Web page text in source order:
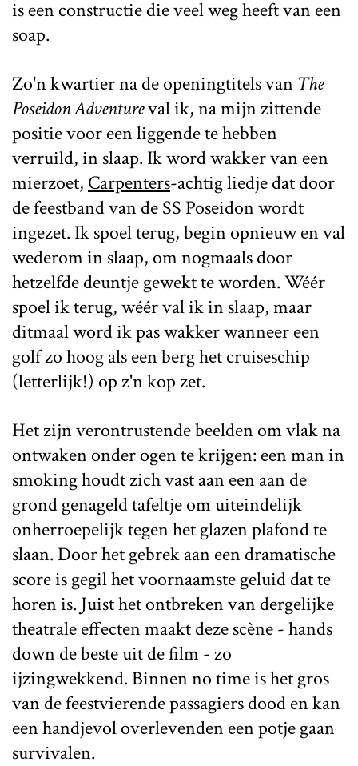
is een constructie die veel weg heeft van een
soap.
Zo'n kwartier na de openingtitels van The
Poseidon Adventureval ik, na mijn zittende
positie voor een liggende te hebben
verruild, in slaap. Ik word wakker van een
mierzoet, Carpenters-achtig liedje dat door
de feestband van de SS Poseidon wordt
ingezet. Ik spoel terug, begin opnieuw en val
wederom in slaap, om nogmaals door
hetzelfde deuntje gewekt te worden. Wéér
spoel ik terug, wéér val ik in slaap, maar
ditmaal word ik pas wakker wanneer een
golf zo hoog als een berg het cruiseschip
(letterlijk!) op z'n kop zet.
Het zijn verontrustende beelden om vlak na
ontwaken onder ogen te krijgen: een man in
smoking houdt zich vast aan een aan de
grond genageld tafeltje om uiteindelijk
onherroepelijk tegen het glazen plafond te
slaan. Door het gebrek aan een dramatische
score is gegil het voornaamste geluid dat te
horen is. Juist het ontbreken van dergelijke
theatrale effecten maakt deze scène - hands
down de beste uit de film - zo
ijzingwekkend. Binnen no time is het gros
van de feestvierende passagiers dood en kan
een handjevol overlevenden een potje gaan
survivalen.